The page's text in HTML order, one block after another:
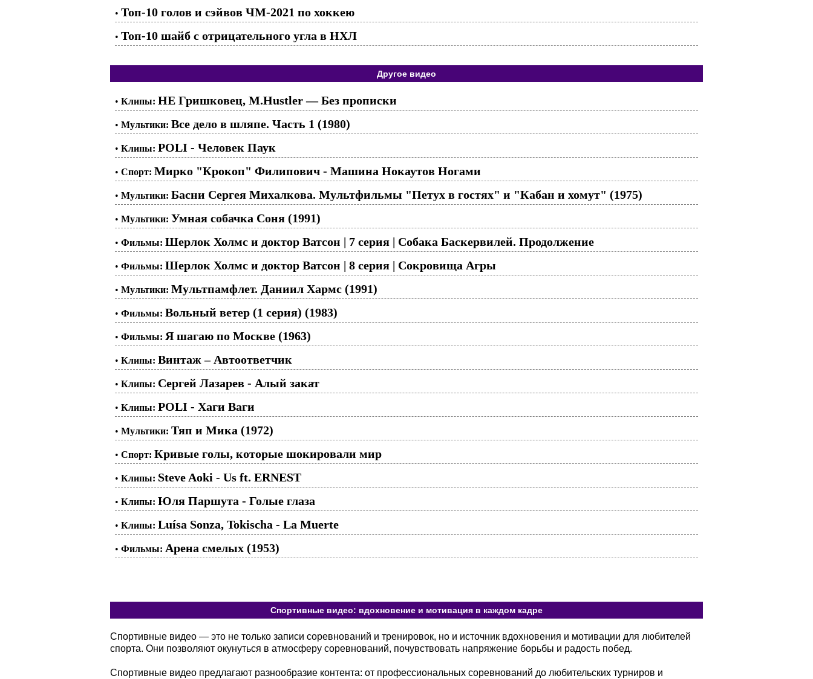
• Топ-10 голов и сэйвов ЧМ-2021 по хоккею
• Топ-10 шайб с отрицательного угла в НХЛ
Другое видео
• Клипы: НЕ Гришковец, M.Hustler — Без прописки
• Мультики: Все дело в шляпе. Часть 1 (1980)
• Клипы: POLI - Человек Паук
• Спорт: Мирко "Крокоп" Филипович - Машина Нокаутов Ногами
• Мультики: Басни Сергея Михалкова. Мультфильмы "Петух в гостях" и "Кабан и хомут" (1975)
• Мультики: Умная собачка Соня (1991)
• Фильмы: Шерлок Холмс и доктор Ватсон | 7 серия | Собака Баскервилей. Продолжение
• Фильмы: Шерлок Холмс и доктор Ватсон | 8 серия | Сокровища Агры
• Мультики: Мультпамфлет. Даниил Хармс (1991)
• Фильмы: Вольный ветер (1 серия) (1983)
• Фильмы: Я шагаю по Москве (1963)
• Клипы: Винтаж – Автоответчик
• Клипы: Сергей Лазарев - Алый закат
• Клипы: POLI - Хаги Ваги
• Мультики: Тяп и Мика (1972)
• Спорт: Кривые голы, которые шокировали мир
• Клипы: Steve Aoki - Us ft. ERNEST
• Клипы: Юля Паршута - Голые глаза
• Клипы: Luísa Sonza, Tokischa - La Muerte
• Фильмы: Арена смелых (1953)
Спортивные видео: вдохновение и мотивация в каждом кадре
Спортивные видео — это не только записи соревнований и тренировок, но и источник вдохновения и мотивации для любителей
спорта. Они позволяют окунуться в атмосферу соревнований, почувствовать напряжение борьбы и радость побед.
Спортивные видео предлагают разнообразие контента: от профессиональных соревнований до любительских турниров и